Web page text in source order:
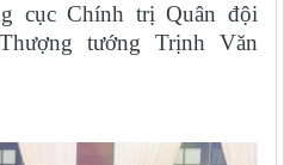
cục Chính trị Quân đội
tướng Trịnh Văn